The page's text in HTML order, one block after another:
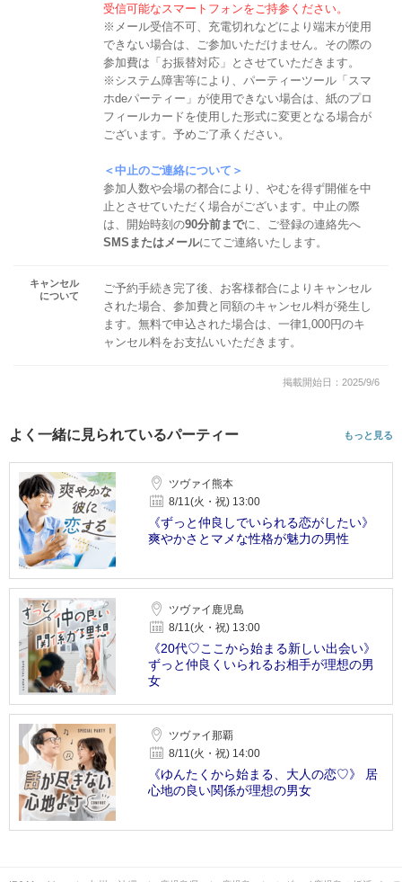
受信可能なスマートフォンをご持参ください。
※メール受信不可、充電切れなどにより端末が使用
できない場合は、ご参加いただけません。その際の
参加費は「お振替対応」とさせていただきます。
※システム障害等により、パーティーツール「スマ
ホdeパーティー」が使用できない場合は、紙のプロ
フィールカードを使用した形式に変更となる場合が
ございます。予めご了承ください。
＜中止のご連絡について＞
参加人数や会場の都合により、やむを得ず開催を中
止とさせていただく場合がございます。中止の際
は、開始時刻の90分前までに、ご登録の連絡先へ
SMSまたはメールにてご連絡いたします。
キャンセル
について
ご予約手続き完了後、お客様都合によりキャンセル
された場合、参加費と同額のキャンセル料が発生し
ます。無料で申込された場合は、一律1,000円のキ
ャンセル料をお支払いいただきます。
掲載開始日：2025/9/6
よく一緒に見られているパーティー もっと見る
ツヴァイ熊本
8/11(火・祝) 13:00
《ずっと仲良しでいられる恋がしたい》
爽やかさとマメな性格が魅力の男性
ツヴァイ鹿児島
8/11(火・祝) 13:00
《20代♡ここから始まる新しい出会い》
ずっと仲良くいられるお相手が理想の男
女
ツヴァイ那覇
8/11(火・祝) 14:00
《ゆんたくから始まる、大人の恋♡》 居
心地の良い関係が理想の男女